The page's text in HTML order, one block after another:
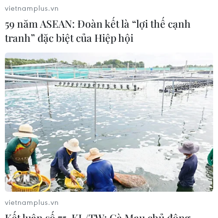
CƠ QUAN CHỦ QUẢN: THÔNG TẤN XÃ VIỆT NAM
Tổng Biên tập: TRẦN TIẾN DUẨN
Phó Tổng Biên tập: NGUYỄN THỊ TÁM, KHÚC THANH
THỦY
Sở hữu trí tuệ
Quy định sử dụng
RSS
Hỗ trợ
Ngôn ngữ
TTXVN
Dịch vụ tin
vietnamplus.vn
59 năm ASEAN: Đoàn kết là “lợi thế cạnh
tranh” đặc biệt của Hiệp hội
vietnamplus.vn